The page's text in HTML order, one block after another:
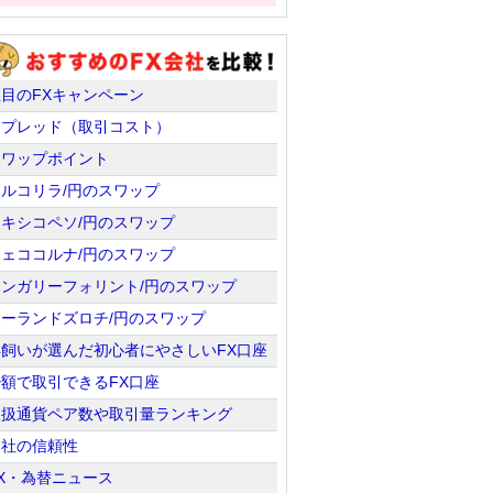
のFXキャンペーン
レッド（取引コスト）
ップポイント
コリラ/円のスワップ
シコペソ/円のスワップ
ココルナ/円のスワップ
ガリーフォリント/円のスワップ
ランドズロチ/円のスワップ
いが選んだ初心者にやさしいFX口座
で取引できるFX口座
通貨ペア数や取引量ランキング
の信頼性
・為替ニュース